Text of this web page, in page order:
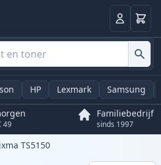
Log in
HP Lexmark Samsung
49
Familiebedrijf
sinds 1997
TS5150